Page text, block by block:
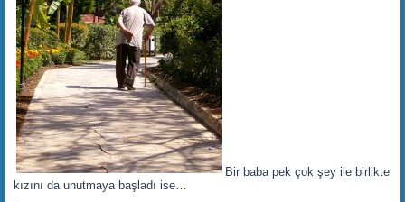
Bir baba pek çok şey ile birlikte
kızını da unutmaya başladı ise…